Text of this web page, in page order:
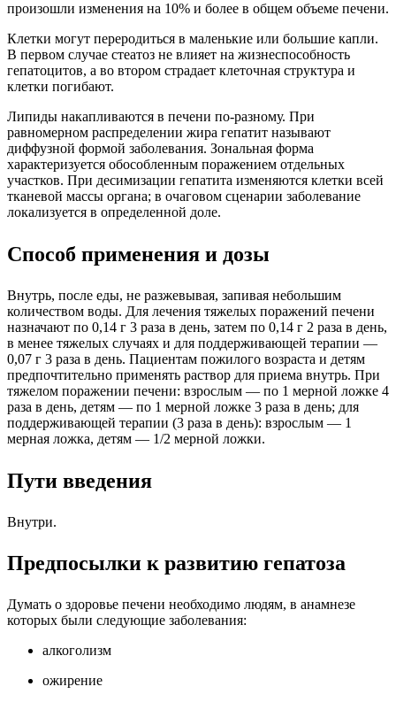
произошли изменения на 10% и более в общем объеме печени.
Клетки могут переродиться в маленькие или большие капли.
В первом случае стеатоз не влияет на жизнеспособность
гепатоцитов, а во втором страдает клеточная структура и
клетки погибают.
Липиды накапливаются в печени по-разному. При
равномерном распределении жира гепатит называют
диффузной формой заболевания. Зональная форма
характеризуется обособленным поражением отдельных
участков. При десимизации гепатита изменяются клетки всей
тканевой массы органа; в очаговом сценарии заболевание
локализуется в определенной доле.
Способ применения и дозы
Внутрь, после еды, не разжевывая, запивая небольшим
количеством воды. Для лечения тяжелых поражений печени
назначают по 0,14 г 3 раза в день, затем по 0,14 г 2 раза в день,
в менее тяжелых случаях и для поддерживающей терапии —
0,07 г 3 раза в день. Пациентам пожилого возраста и детям
предпочтительно применять раствор для приема внутрь. При
тяжелом поражении печени: взрослым — по 1 мерной ложке 4
раза в день, детям — по 1 мерной ложке 3 раза в день; для
поддерживающей терапии (3 раза в день): взрослым — 1
мерная ложка, детям — 1/2 мерной ложки.
Пути введения
Внутри.
Предпосылки к развитию гепатоза
Думать о здоровье печени необходимо людям, в анамнезе
которых были следующие заболевания:
алкоголизм
ожирение